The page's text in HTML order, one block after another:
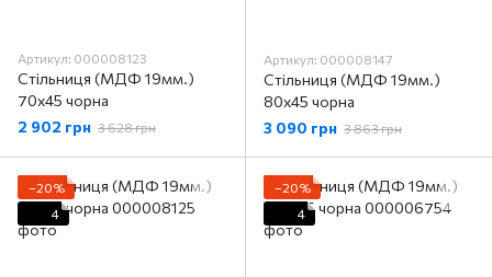
Артикул: 000008123
Стільниця (МДФ 19мм.)
70х45 чорна
2 902 грн 3 628 грн
Артикул: 000008147
Стільниця (МДФ 19мм.)
80х45 чорна
3 090 грн 3 863 грн
−20%
4
−20%
4